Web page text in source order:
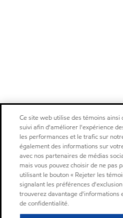
Ce site web utilise des témoins
suivi afin d'améliorer l'expérience
les performances et le trafic sur
également des informations sur
avec nos partenaires de médias
mais vous pouvez choisir de ne pas
utilisant le bouton « Rejeter les
signalant les préférences
trouverez davantage d'informations
de confidentialité.